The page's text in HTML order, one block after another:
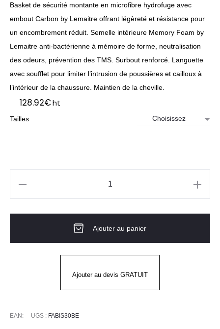
Basket de sécurité montante en microfibre hydrofuge avec
embout Carbon by Lemaitre offrant légèreté et résistance pour
un encombrement réduit. Semelle intérieure Memory Foam by
Lemaitre anti-bactérienne à mémoire de forme, neutralisation
des odeurs, prévention des TMS. Surbout renforcé. Languette
avec soufflet pour limiter l’intrusion de poussières et cailloux à
l’intérieur de la chaussure. Maintien de la cheville.
128.92€ht
Tailles
SÉCURITÉ
EMBOUT
Ajouter au panier
Ajouter au devis GRATUIT
EAN: UGS : FABIS30BE